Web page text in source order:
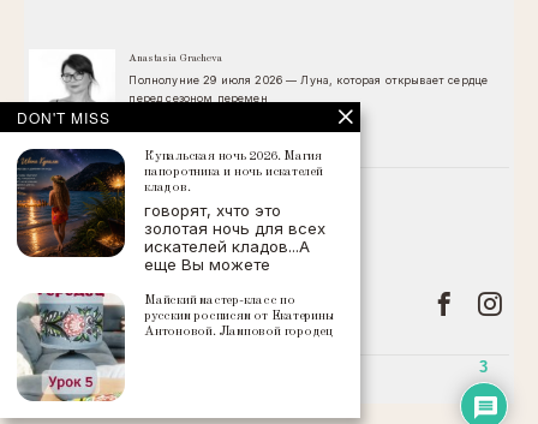
Anastasia Gracheva
Полнолуние 29 июля 2026 — Луна, которая открывает сердце
перед сезоном перемен
FOLLOW
DON'T MISS
Купальская ночь 2026. Магия
папоротника и ночь искателей
кладов.
говорят, xчто это
золотая ночь для всех
искателей кладов...А
еще Вы можете
Майский мастер-класс по
русским росписям от Екатерины
Антоновой. Ламповой городец
3